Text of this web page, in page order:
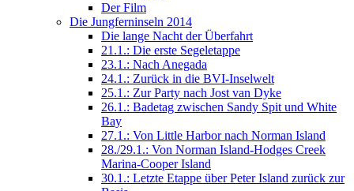
Der Film
Die Jungferninseln 2014
Die lange Nacht der Überfahrt
21.1.: Die erste Segeletappe
23.1.: Nach Anegada
24.1.: Zurück in die BVI-Inselwelt
25.1.: Zur Party nach Jost van Dyke
26.1.: Badetag zwischen Sandy Spit und White
Bay
27.1.: Von Little Harbor nach Norman Island
28./29.1.: Von Norman Island-Hodges Creek
Marina-Cooper Island
30.1.: Letzte Etappe über Peter Island zurück zur